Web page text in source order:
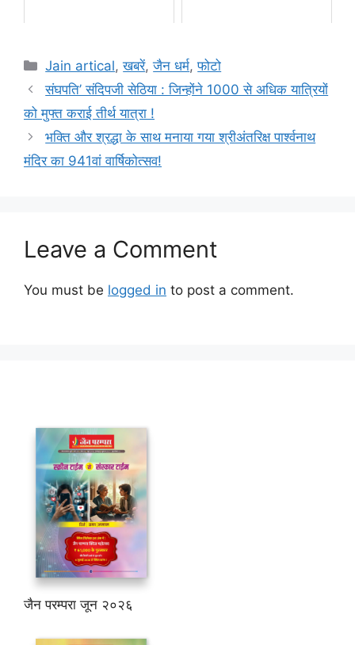
Categories
Jain artical,खबरें,जैन धर्म,फोटो
संघपति’ संदिपजी सेठिया : जिन्होंने 1000 से अधिक यात्रियों
को मुफ्त कराई तीर्थ यात्रा !
भक्ति और श्रद्धा के साथ मनाया गया श्रीअंतरिक्ष पार्श्वनाथ
मंदिर का 941वां वार्षिकोत्सव!
Leave a Comment
You must be logged in to post a comment.
जैन परम्परा जून २०२६